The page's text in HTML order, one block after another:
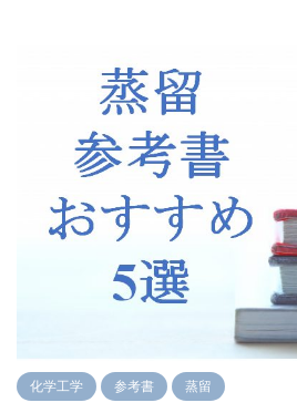
化学工学 参考書 蒸留